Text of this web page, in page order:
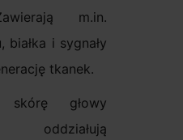
m.in.
i sygnały
tkanek.
skórę głowy